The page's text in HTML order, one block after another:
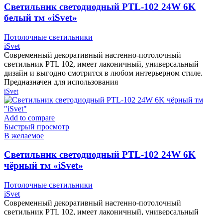
Cветильник светодиодный PTL-102 24W 6K
белый тм «iSvet»
Потолочные светильники
iSvet
Современный декоративный настенно-потолочный
светильник PTL 102, имеет лаконичный, универсальный
дизайн и выгодно смотрится в любом интерьерном стиле.
Предназначен для использования
iSvet
Add to compare
Быстрый просмотр
В желаемое
Cветильник светодиодный PTL-102 24W 6K
чёрный тм «iSvet»
Потолочные светильники
iSvet
Современный декоративный настенно-потолочный
светильник PTL 102, имеет лаконичный, универсальный